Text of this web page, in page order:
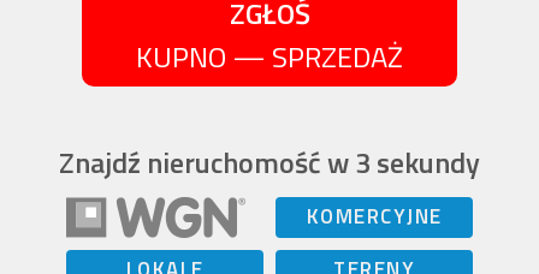
ZGŁOŚ
KUPNO — SPRZEDAŻ
Znajdź nieruchomość w 3 sekundy
KOMERCYJNE